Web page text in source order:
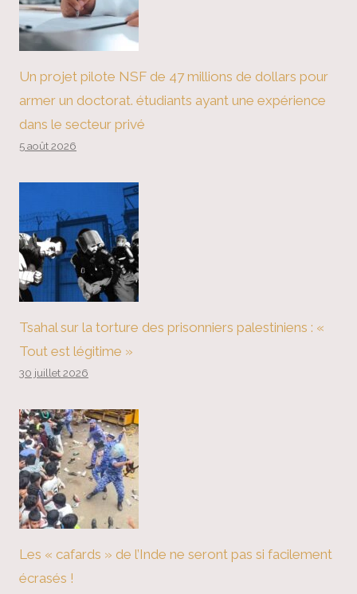
Un projet pilote NSF de 47 millions de dollars pour
armer un doctorat. étudiants ayant une expérience
dans le secteur privé
5 août 2026
Tsahal sur la torture des prisonniers palestiniens : «
Tout est légitime »
30 juillet 2026
Les « cafards » de l’Inde ne seront pas si facilement
écrasés !